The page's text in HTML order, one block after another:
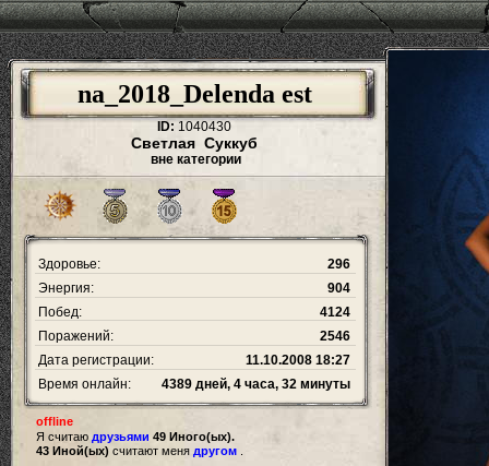
na_2018_Delenda est
ID: 1040430
Светлая Суккуб
вне категории
Здоровье:
296
Энергия:
904
Побед:
4124
Поражений:
2546
Дата регистрации:
11.10.2008 18:27
Время онлайн:
4389 дней, 4 часа, 32 минуты
offline
Я считаю друзьями 49 Иного(ых).
43 Иной(ых) считают меня другом